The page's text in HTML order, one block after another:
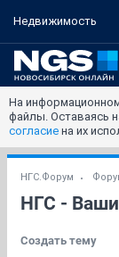
Недвижимость
На
файлы. Оставаясь
согласие на их
НГС.Форум
НГС -
Создать тему